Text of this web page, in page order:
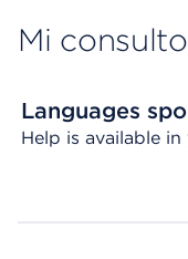
Mi
Languages
Help is available